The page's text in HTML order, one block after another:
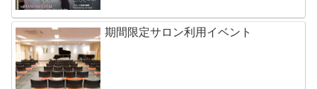
期間限定サロン利用イベント